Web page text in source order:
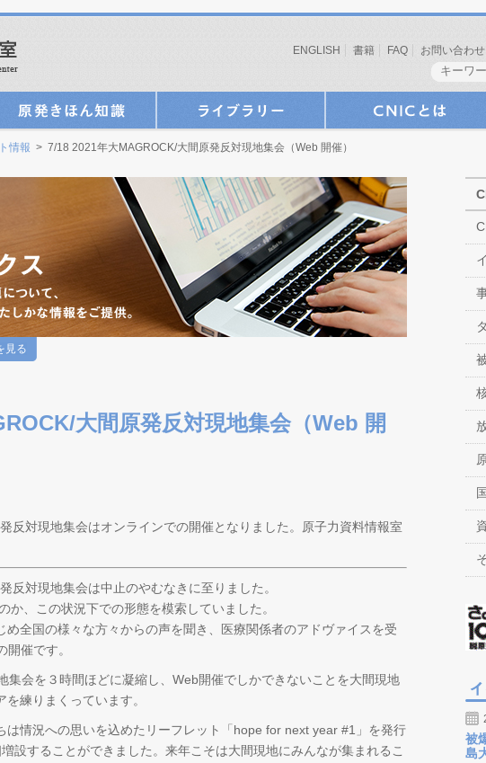
ENGLISH 書籍 FAQ お問い合わせ
情報 > 7/18 2021年大MAGROCK/大間原発反対現地集会（Web 開催）
見る
大間原発反対現地集会（Web 開
反対現地集会はオンラインでの開催となりました。原子力資料情報室
反対現地集会は中止のやむなきに至りました。
か、この状況下での形態を模索していました。
め全国の様々な方々からの声を聞き、医療関係者のアドヴァイスを受
催です。
集会を３時間ほどに凝縮し、Web開催でしかできないことを大間現地
練りまくっています。
は情況への思いを込めたリーフレット「hope for next year #1」を発行
設することができました。来年こそは大間現地にみんなが集まれるこ
被
島